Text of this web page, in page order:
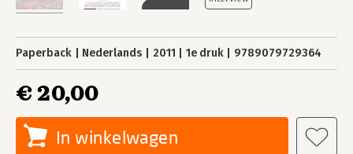
Paperback Nederlands 2011 1e druk 9789079729364
€ 20,00
In winkelwagen